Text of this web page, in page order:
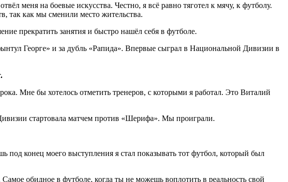
меня на боевые искусства. Честно, я всё равно тяготел к мячу, к футболу.
так как мы сменили место жительства.
прекратить занятия и быстро нашёл себя в футболе.
Георге» и за дубль «Рапида». Впервые сыграл в Национальной Дивизии в
Мне бы хотелось отметить тренеров, с которыми я работал. Это Виталий
стартовала матчем против «Шерифа». Мы проиграли.
конец моего выступления я стал показывать тот футбол, который был
обидное в футболе, когда ты не можешь воплотить в реальность свой